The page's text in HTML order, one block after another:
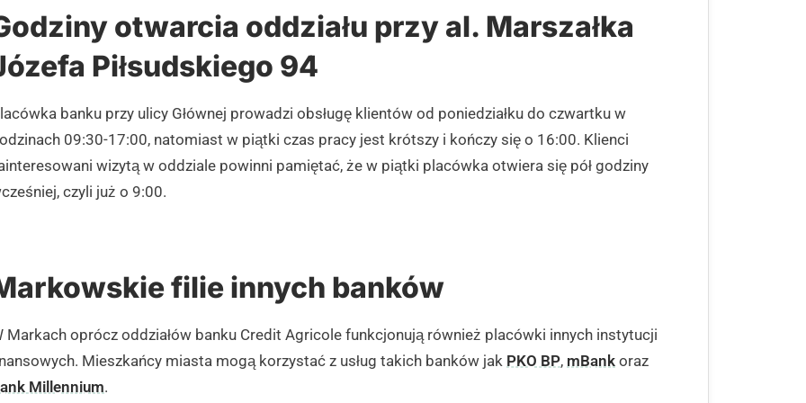
otwarcia oddziału przy al. Marszałka
Piłsudskiego 94
banku przy ulicy Głównej prowadzi obsługę klientów od poniedziałku do czwartku w
09:30-17:00, natomiast w piątki czas pracy jest krótszy i kończy się o 16:00. Klienci
wizytą w oddziale powinni pamiętać, że w piątki placówka otwiera się pół godziny
czyli już o 9:00.
filie innych banków
Markach oprócz oddziałów banku Credit Agricole funkcjonują również placówki innych instytucji
Mieszkańcy miasta mogą korzystać z usług takich banków jak PKO BP, mBank oraz
Millennium.